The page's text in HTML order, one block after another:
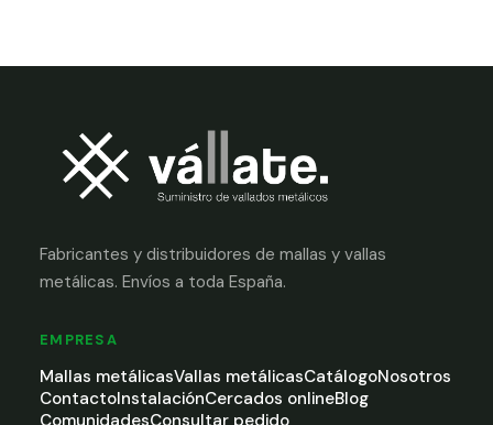
Fabricantes y distribuidores de mallas y vallas
metálicas. Envíos a toda España.
EMPRESA
Mallas metálicasVallas metálicasCatálogoNosotros
ContactoInstalaciónCercados onlineBlog
ComunidadesConsultar pedido